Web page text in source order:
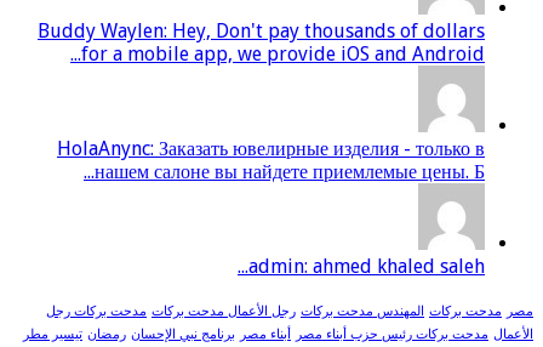
Buddy Waylen: Hey, Don't pay thousands of dollars
for a mobile app, we provide iOS and Android...
HolaAnync: Заказать ювелирные изделия - только в
нашем салоне вы найдете приемлемые цены. Б...
admin: ahmed khaled saleh...
مصر مدحت بركات المهندس مدحت بركات رجل الأعمال مدحت بركات مدحت بركات رجل
الأعمال مدحت بركات رئيس حزب أبناء مصر أبناء مصر برنامج نبي الإحسان رمضان تيسير مطر